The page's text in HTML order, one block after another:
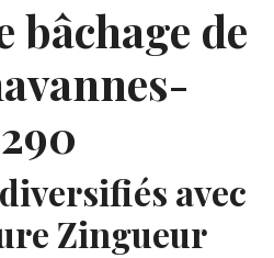
de
avec
Zingueur